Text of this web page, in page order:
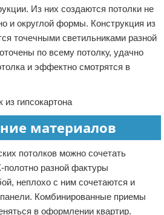
Из них создаются потолки не
и округлой формы. Конструкция из
точечными светильниками разной
по всему потолку, удачно
и эффектно смотрятся в
материалов
потолков можно сочетать
разной фактуры
неплохо с ним сочетаются и
Комбинированные приемы
в оформлении квартир.